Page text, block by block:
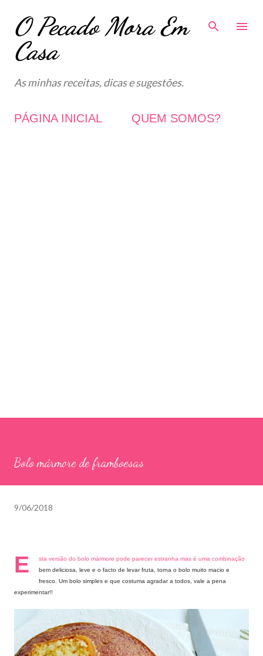
Avançar para o conteúdo principal
O Pecado Mora Em
Casa
As minhas receitas, dicas e sugestões.
PÁGINA INICIAL QUEM SOMOS?
Bolo mármore de framboesas
9/06/2018
E
sta versão do bolo mármore pode parecer estranha mas é uma combinação
bem deliciosa, leve e o facto de levar fruta, torna o bolo muito macio e
fresco. Um bolo simples e que costuma agradar a todos, vale a pena
experimentar!!